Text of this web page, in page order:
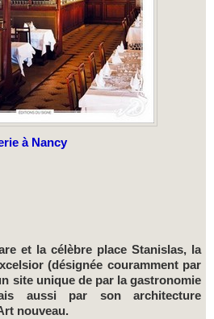
à Nancy
et la célèbre place Stanislas, la
(désignée couramment par
site unique de par la gastronomie
aussi par son architecture
nouveau.